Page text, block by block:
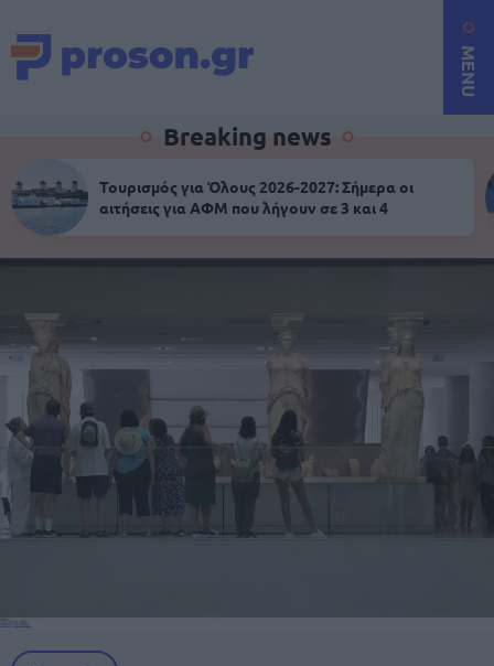
MENU
Breaking news
Τουρισμός για Όλους 2026-2027: Σήμερα οι
αιτήσεις για ΑΦΜ που λήγουν σε 3 και 4